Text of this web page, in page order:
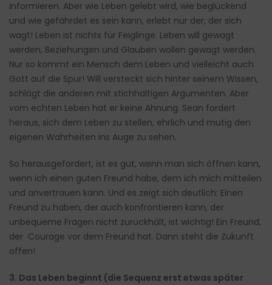
informieren. Aber wie Leben gelebt wird, wie beglückend
und wie gefährdet es sein kann, erlebt nur der, der sich
wagt! Leben ist nichts für Feiglinge. Leben will gewagt
werden, Beziehungen und Glauben wollen gewagt werden.
Nur so kommt ein Mensch dem Leben und vielleicht auch
Gott auf die Spur! Will versteckt sich hinter seinem Wissen,
schlägt die anderen mit stichhaltigen Argumenten. Aber
vom echten Leben hat er keine Ahnung. Sean fordert
heraus, sich dem Leben zu stellen, ehrlich und mutig den
eigenen Wahrheiten ins Auge zu sehen.
So herausgefordert, ist es gut, wenn man sich öffnen kann,
wenn ich einen guten Freund habe, dem ich mich mitteilen
und anvertrauen kann. Und es zeigt sich deutlich: Einen
Freund zu haben, der auch konfrontieren kann, der
unbequeme Fragen nicht zurückhält, ist wichtig! Ein Freund,
der Courage vor dem Freund hat. Dann steht die Zukunft
offen!
3. Das Leben beginnt (die Sequenz erst etwas später